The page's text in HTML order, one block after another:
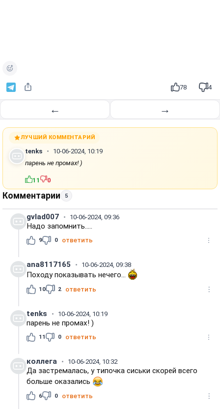
78 4
← →
ЛУЧШИЙ КОММЕНТАРИЙ
tenks
10-06-2024, 10:19
парень не промах! )
11 0
Комментарии 5
gvlad007 10-06-2024, 09:36
Надо запомнить.....
9 0 ответить
ana8117165 10-06-2024, 09:38
Походу показывать нечего...
10 2 ответить
tenks 10-06-2024, 10:19
парень не промах! )
11 0 ответить
коллега 10-06-2024, 10:32
Да застремалась, у типочка сиськи скорей всего
больше оказались
6 0 ответить